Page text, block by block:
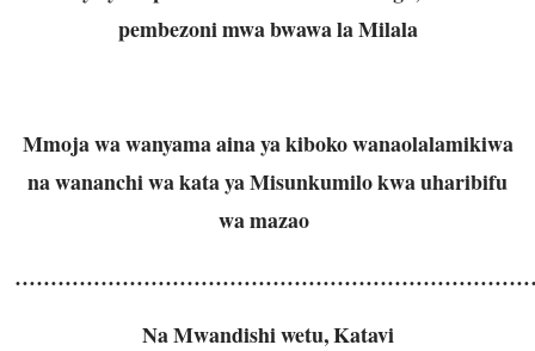
pembezoni mwa bwawa la Milala
Mmoja wa wanyama aina ya kiboko wanaolalamikiwa
na wananchi wa kata ya Misunkumilo kwa uharibifu
wa mazao
Na Mwandishi wetu, Katavi